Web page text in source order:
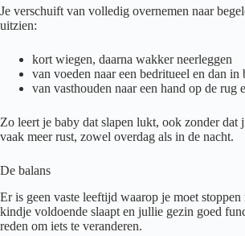
Je verschuift van volledig overnemen naar
uitzien:
kort wiegen, daarna wakker neerleggen
van voeden naar een bedritueel en dan in
van vasthouden naar een hand op de rug
Zo leert je baby dat slapen lukt, ook zonder dat
vaak meer rust, zowel overdag als in de nacht.
De balans
Er is geen vaste leeftijd waarop je moet
kindje voldoende slaapt en jullie gezin goed
reden om iets te veranderen.